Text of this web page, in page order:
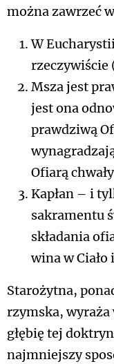
można zawrzeć
W
rzeczywiście
Msza jest
jest ona
prawdziwą
Ofiarą
Kapłan – i
sakramentu
składania
wina w Ciało
Starożytna,
rzymska, wyraża
głębię tej
najmniejszy